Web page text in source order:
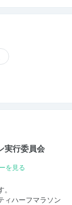
実行委員会
を見る
ィハーフマラソン